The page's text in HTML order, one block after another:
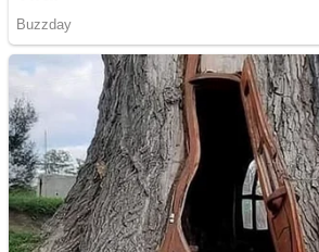
Creez aplicatie
ANDROID pentru siteul
tau
Anuntul tau apare in mai
multe ziare online